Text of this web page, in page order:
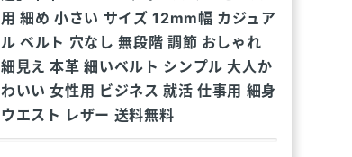
用 細め 小さい サイズ 12mm幅 カジュア
ル ベルト 穴なし 無段階 調節 おしゃれ
細見え 本革 細いベルト シンプル 大人か
わいい 女性用 ビジネス 就活 仕事用 細身
ウエスト レザー 送料無料